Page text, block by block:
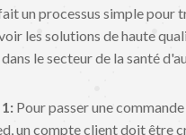
un processus simple pour
les solutions de haute
le secteur de la santé
Pour passer une
un compte client doit être